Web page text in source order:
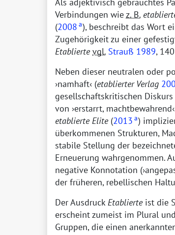
Verbindungen wiez. B.
(2008 a), beschreibt das Wort
Zugehörigkeit zu einer
Etablierte vgl. Strauß 1989,
Neben dieser neutralen oder
namhaft (etablierter Verlag
gesellschaftskritischen
von erstarrt, machtbewahrend
etablierte Elite(2013 a)
überkommenen Strukturen,
stabile Stellung der
Erneuerung wahrgenommen.
negative Konnotation (
der früheren, rebellischen
Der AusdruckEtablierteist die
erscheint zumeist im Plural
Gruppen, die einen